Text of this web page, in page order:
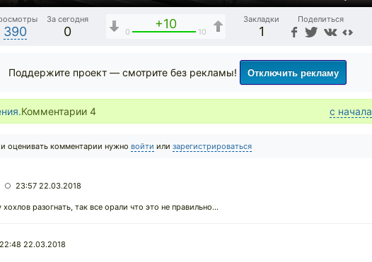
390
За сегодня
0
+10
0 10
Закладки
1
Поделиться
Поддержите проект — смотрите без рекламы! Отключить рекламу
Комментарии 4 с начала
оценивать комментарии нужно войти или зарегистрироваться
○ 23:57 22.03.2018
хохлов разогнать, так все орали что это не правильно...
22:48 22.03.2018